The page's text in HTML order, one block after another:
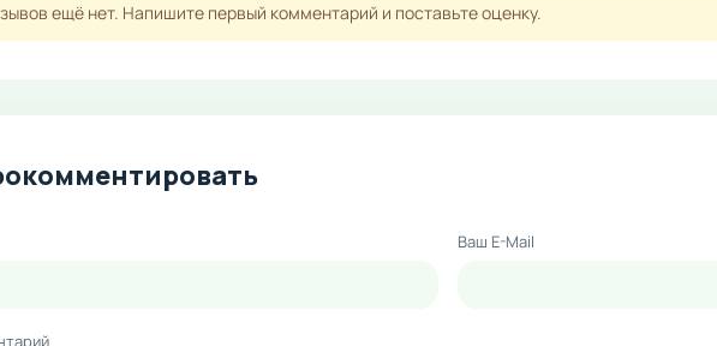
ещё нет. Напишите первый комментарий и поставьте оценку.
Ваш E-Mail